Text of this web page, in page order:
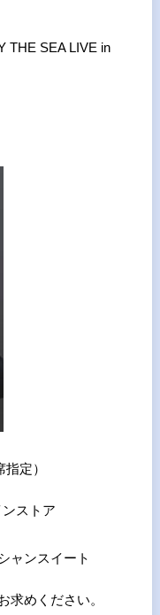
THE SEA LIVE in
定）
ストア
ャンスイート
求めください。